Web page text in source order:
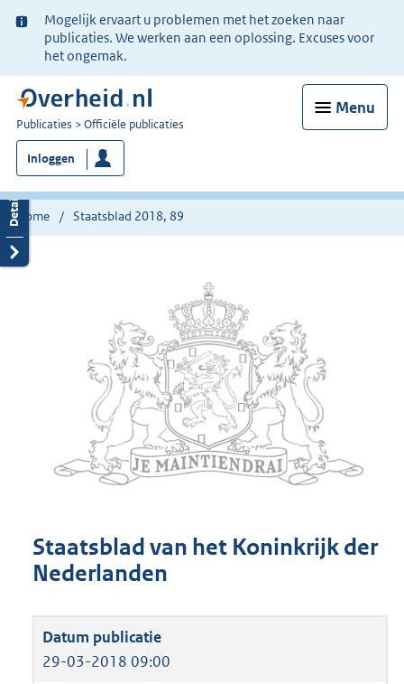
Ter
informatie:
Mogelijk ervaart u problemen met het zoeken naar
publicaties. We werken aan een oplossing. Excuses voor
het ongemak.
Menu
U
bent
nu
hier:
Publicaties Officiële publicaties
Inloggen
Home Staatsblad 2018, 89
Staatsblad van het Koninkrijk der
Nederlanden
29-03-2018 09:00